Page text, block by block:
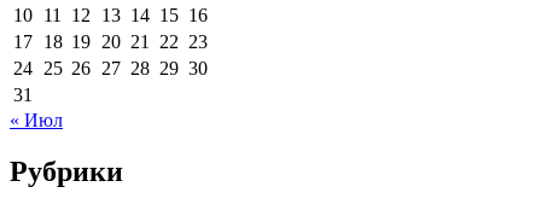
10 11 12 13 14 15 16
17 18 19 20 21 22 23
24 25 26 27 28 29 30
31
« Июл
Рубрики